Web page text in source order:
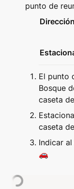
punto de
El punto
Bosque
caseta de
caseta
Indicar
🚗